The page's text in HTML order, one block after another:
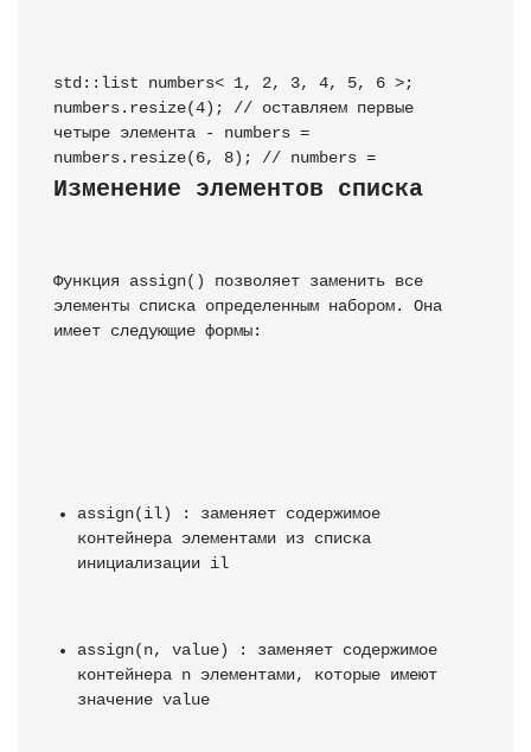
std::list numbers< 1, 2, 3, 4, 5, 6 >;
numbers.resize(4); // оставляем первые
четыре элемента - numbers =
Изменение элементов списка
Функция assign() позволяет заменить все
элементы списка определенным набором. Она
имеет следующие формы:
assign(il) : заменяет содержимое
контейнера элементами из списка
инициализации il
assign(n, value) : заменяет содержимое
контейнера n элементами, которые имеют
значение value